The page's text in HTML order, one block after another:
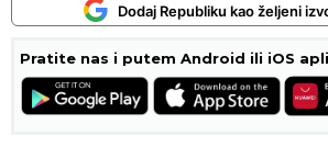
Dodaj Republiku kao željeni
Pratite nas i putem Android ili iOS